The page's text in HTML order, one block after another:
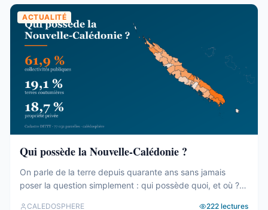
ACTUALITÉ
Qui possède la Nouvelle-Calédonie ?
On parle de la terre depuis quarante ans sans jamais
poser la question simplement : qui possède quoi, et où ?
CALEDOSPHERE 222 lectures